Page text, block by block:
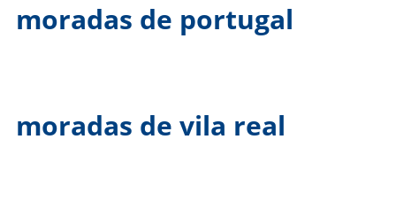
moradas de portugal
moradas de vila real